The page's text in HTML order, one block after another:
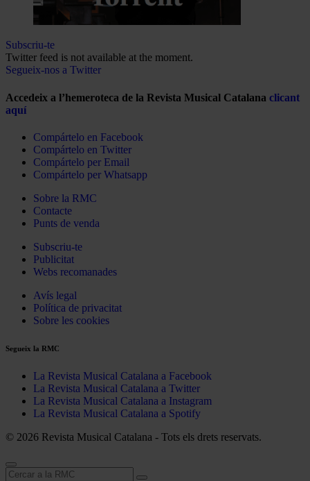
Subscriu-te
Twitter feed is not available at the moment.
Segueix-nos a Twitter
Accedeix a l’hemeroteca de la Revista Musical Catalana clicant
aquí
Compártelo en Facebook
Compártelo en Twitter
Compártelo per Email
Compártelo per Whatsapp
Sobre la RMC
Contacte
Punts de venda
Subscriu-te
Publicitat
Webs recomanades
Avís legal
Política de privacitat
Sobre les cookies
Segueix la RMC
La Revista Musical Catalana a Facebook
La Revista Musical Catalana a Twitter
La Revista Musical Catalana a Instagram
La Revista Musical Catalana a Spotify
© 2026 Revista Musical Catalana - Tots els drets reservats.